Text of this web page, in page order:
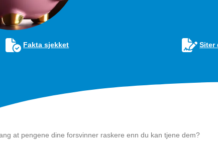
Fakta sjekket Siter
at pengene dine forsvinner raskere enn du kan tjene dem?